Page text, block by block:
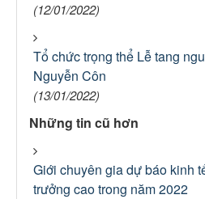
(12/01/2022)
Tổ chức trọng thể Lễ tang
Nguyễn Côn
(13/01/2022)
Những tin cũ hơn
Giới chuyên gia dự báo kinh
trưởng cao trong năm 2022